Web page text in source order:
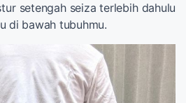
setengah seiza terlebih dahulu
di bawah tubuhmu.